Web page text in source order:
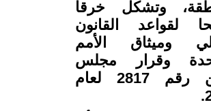
وتشكل خرقا
لقواعد القانون
وميثاق الأمم
وقرار مجلس
الأمن رقم 2817 لعام